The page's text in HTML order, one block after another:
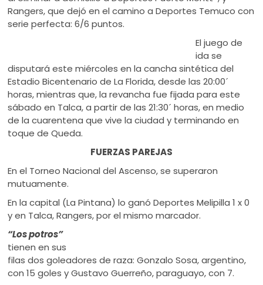
Rangers, que dejó en el camino a Deportes Temuco con
serie perfecta: 6/6 puntos.
El juego de
ida se
disputará este miércoles en la cancha sintética del
Estadio Bicentenario de La Florida, desde las 20:00´
horas, mientras que, la revancha fue fijada para este
sábado en Talca, a partir de las 21:30´ horas, en medio
de la cuarentena que vive la ciudad y terminando en
toque de Queda.
FUERZAS PAREJAS
En el Torneo Nacional del Ascenso, se superaron
mutuamente.
En la capital (La Pintana) lo ganó Deportes Melipilla 1 x 0
y en Talca, Rangers, por el mismo marcador.
“Los potros”
tienen en sus
filas dos goleadores de raza: Gonzalo Sosa, argentino,
con 15 goles y Gustavo Guerreño, paraguayo, con 7.